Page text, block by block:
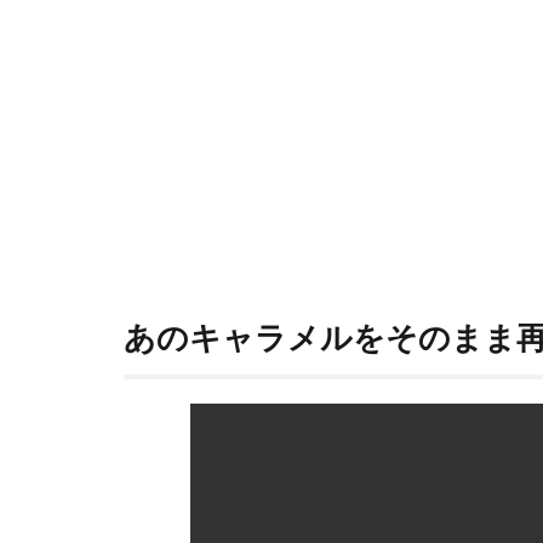
あのキャラメルをそのまま